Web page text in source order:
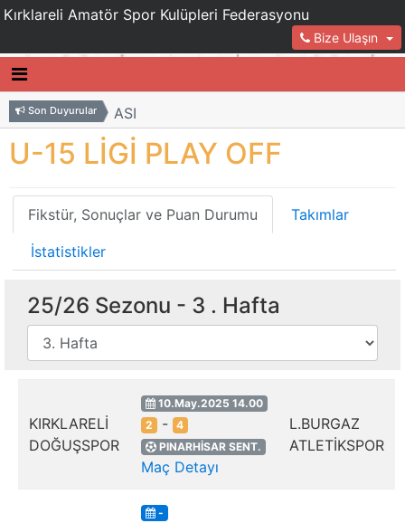
Kırklareli Amatör Spor Kulüpleri Federasyonu
Bize Ulaşın
Son Duyurular
PANORAMASI
PANORAMASI
U-15 LİGİ PLAY OFF
Fikstür, Sonuçlar ve Puan Durumu Takımlar
İstatistikler
25/26 Sezonu - 3 . Hafta
KIRKLARELİ
DOĞUŞSPOR
10.May.2025 14.00
2 -
4
PINARHİSAR SENT.
Maç Detayı
L.BURGAZ
ATLETİKSPOR
-